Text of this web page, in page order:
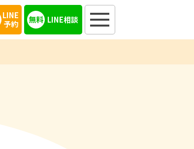
LINE
予約
LINE相談